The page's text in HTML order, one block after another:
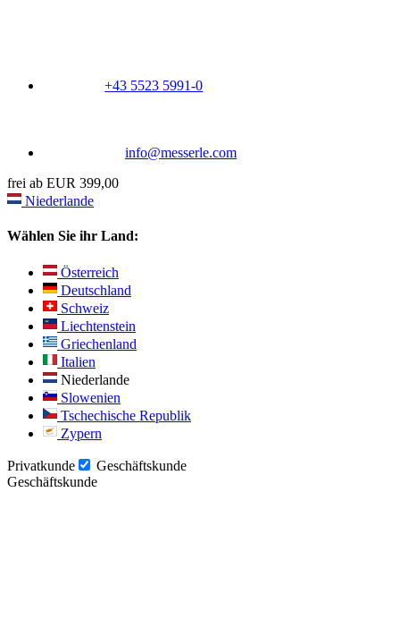
+43 5523 5991-0
info@messerle.com
frei ab EUR 399,00
Niederlande
Wählen Sie ihr Land:
Österreich
Deutschland
Schweiz
Liechtenstein
Griechenland
Italien
Niederlande
Slowenien
Tschechische Republik
Zypern
Privatkunde
Geschäftskunde
Geschäftskunde